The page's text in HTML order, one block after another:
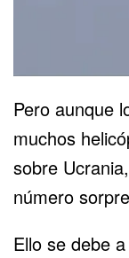
Pero aunque
muchos
sobre
número
Ello se debe